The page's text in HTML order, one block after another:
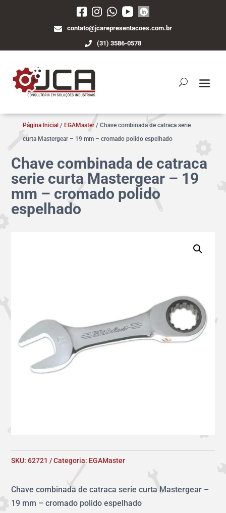
contato@jcarepresentacoes.com.br
(31) 3586-0578
Página Inicial / EGAMaster/ Chave combinada de catraca serie
curta Mastergear – 19 mm – cromado polido espelhado
Chave combinada de catraca
serie curta Mastergear – 19
mm – cromado polido
espelhado
SKU:62721 Categoria: EGAMaster
Chave combinada de catraca serie curta Mastergear –
19 mm – cromado polido espelhado